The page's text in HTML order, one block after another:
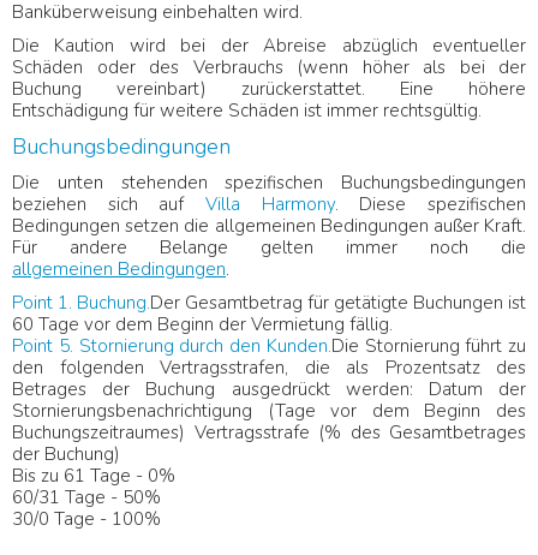
Banküberweisung einbehalten wird.
Die Kaution wird bei der Abreise abzüglich eventueller
Schäden oder des Verbrauchs (wenn höher als bei der
Buchung vereinbart) zurückerstattet. Eine höhere
Entschädigung für weitere Schäden ist immer rechtsgültig.
Buchungsbedingungen
Die unten stehenden spezifischen Buchungsbedingungen
beziehen sich auf Villa Harmony. Diese spezifischen
Bedingungen setzen die allgemeinen Bedingungen außer Kraft.
Für andere Belange gelten immer noch die
allgemeinen Bedingungen.
Point 1. Buchung.Der Gesamtbetrag für getätigte Buchungen ist
60 Tage vor dem Beginn der Vermietung fällig.
Point 5. Stornierung durch den Kunden.Die Stornierung führt zu
den folgenden Vertragsstrafen, die als Prozentsatz des
Betrages der Buchung ausgedrückt werden: Datum der
Stornierungsbenachrichtigung (Tage vor dem Beginn des
Buchungszeitraumes) Vertragsstrafe (% des Gesamtbetrages
der Buchung)
Bis zu 61 Tage - 0%
60/31 Tage - 50%
30/0 Tage - 100%